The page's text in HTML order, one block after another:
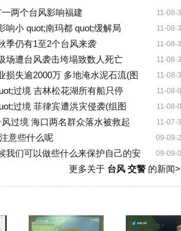
11-08-
两个台风影响福建
11-08-
响小 quot;南玛都 quot;缓解局
11-08-
季仍有1至2个台风来袭
11-08-
场遭台风袭击垮塌致数人死亡
11-08-
损失逾2000万 多地淹水泥石流(图
11-08-
过境 吉林松花湖所有船只停
11-08-
过境 菲律宾遭洪灾侵袭(组图
11-07-
过境 海口两名群众落水被救起
09-09-
意些什么呢
09-09-
我们可以做些什么来保护自己的安
更多关于 台风 交警的新闻